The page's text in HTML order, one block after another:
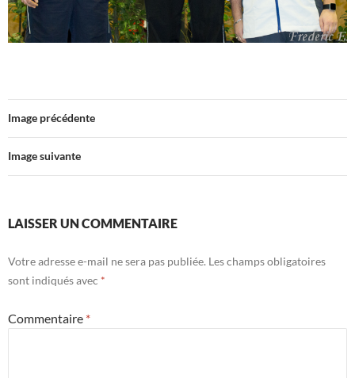
Image précédente
Image suivante
LAISSER UN COMMENTAIRE
Votre adresse e-mail ne sera pas publiée. Les champs obligatoires
sont indiqués avec *
Commentaire *